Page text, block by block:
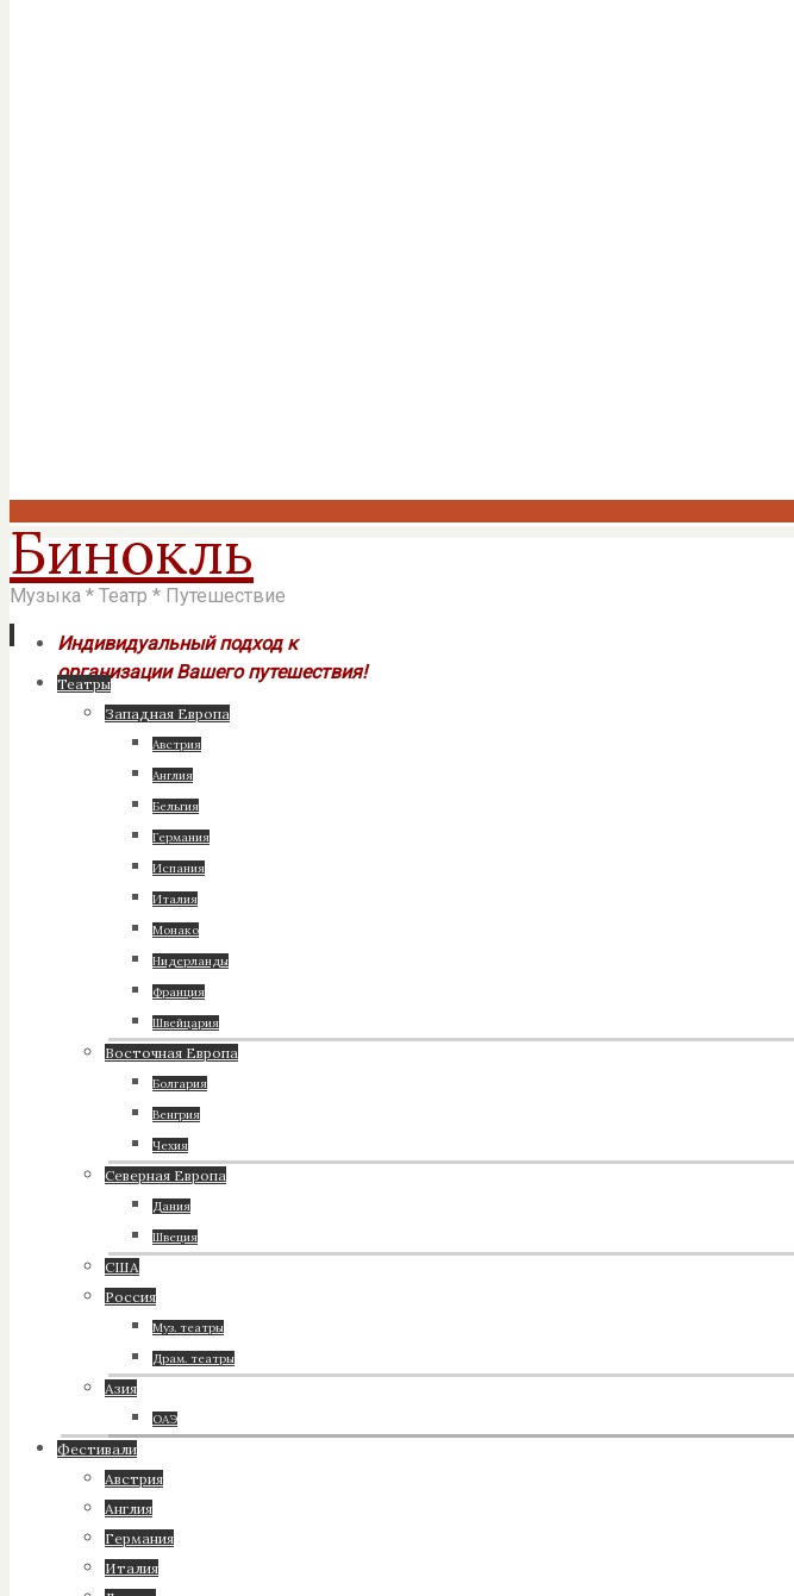
Бинокль
Музыка * Театр * Путешествие
Индивидуальный подход к
организации Вашего путешествия!
Перейти
содержимому
Театры
Западная Европа
Австрия
Англия
Бельгия
Германия
Испания
Италия
Монако
Нидерланды
Франция
Швейцария
Восточная Европа
Болгария
Венгрия
Чехия
Северная Европа
Дания
Швеция
США
Россия
Муз. театры
Драм. театры
Азия
ОАЭ
Фестивали
Австрия
Англия
Германия
Италия